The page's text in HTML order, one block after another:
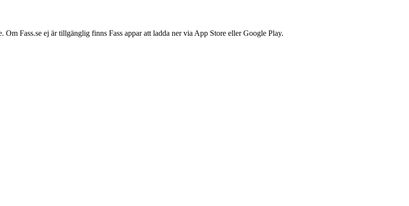
Fass.se ej är tillgänglig finns Fass appar att ladda ner via App Store eller Google Play.